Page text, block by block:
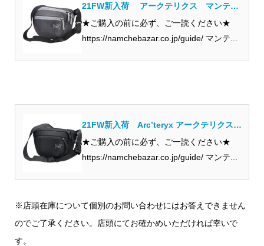
21FW新入荷 アークテリクス マンティ
ス 1 ウエストパック Mantis 1 ...
★ご購入の前に必ず、ご一読ください★
https://namchebazar.co.jp/guide/ マンテ...
21FW新入荷 Arc’teryx アークテリクス
マンティス 2 ウエ...
★ご購入の前に必ず、ご一読ください★
https://namchebazar.co.jp/guide/ マンテ...
※店頭在庫について個別のお問い合わせにはお答えできません
のでご了承ください。店頭にてお確かめいただければ幸いで
す。